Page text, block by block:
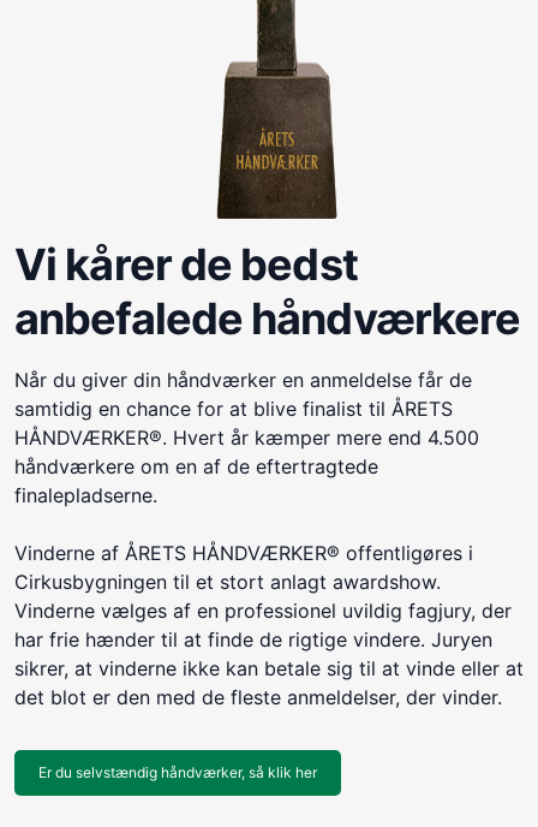
Vi kårer de bedst
anbefalede håndværkere
Når du giver din håndværker en anmeldelse får de
samtidig en chance for at blive finalist til ÅRETS
HÅNDVÆRKER®. Hvert år kæmper mere end 4.500
håndværkere om en af de eftertragtede
finalepladserne.
Vinderne af ÅRETS HÅNDVÆRKER® offentligøres i
Cirkusbygningen til et stort anlagt awardshow.
Vinderne vælges af en professionel uvildig fagjury, der
har frie hænder til at finde de rigtige vindere. Juryen
sikrer, at vinderne ikke kan betale sig til at vinde eller at
det blot er den med de fleste anmeldelser, der vinder.
Er du selvstændig håndværker, så klik her